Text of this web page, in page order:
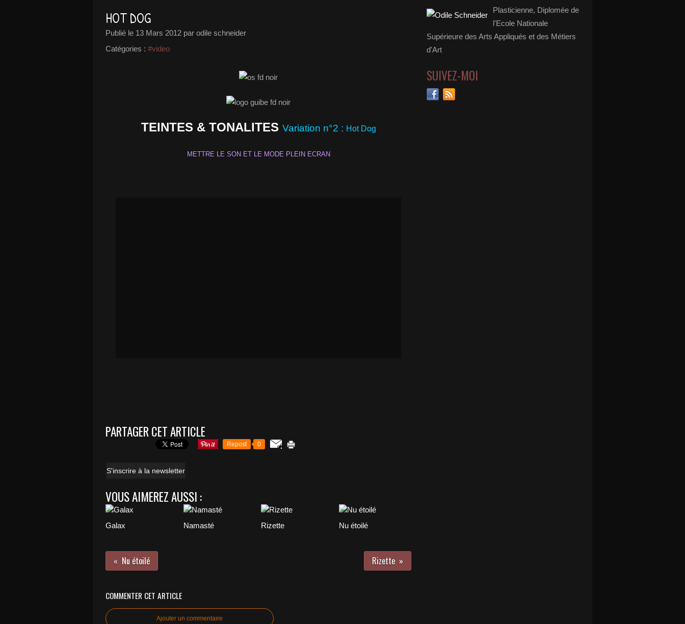
HOT DOG
Publié le 13 Mars 2012 par odile schneider
Catégories : #video
TEINTES & TONALITES Variation n°2 : Hot Dog
METTRE LE SON ET LE MODE PLEIN ECRAN
PARTAGER CET ARTICLE
Repost 0
S'inscrire à la newsletter
VOUS AIMEREZ AUSSI :
Galax Namasté Rizette Nu étoilé
Nu étoilé Rizette
COMMENTER CET ARTICLE
Ajouter un commentaire
Plasticienne, Diplomée de
l'Ecole Nationale
Supérieure des Arts Appliqués et des Métiers
d'Art
SUIVEZ-MOI